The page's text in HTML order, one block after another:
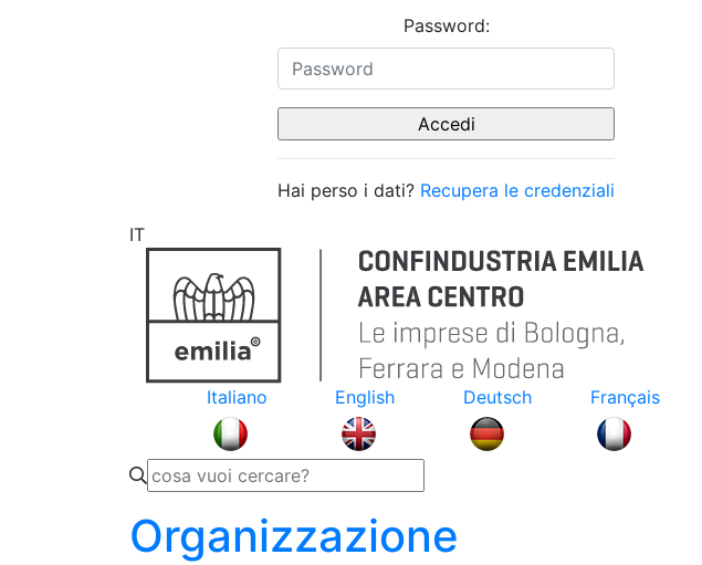
Password:
Hai perso i dati? Recupera le credenziali
IT
Italiano
English Deutsch Français
Organizzazione